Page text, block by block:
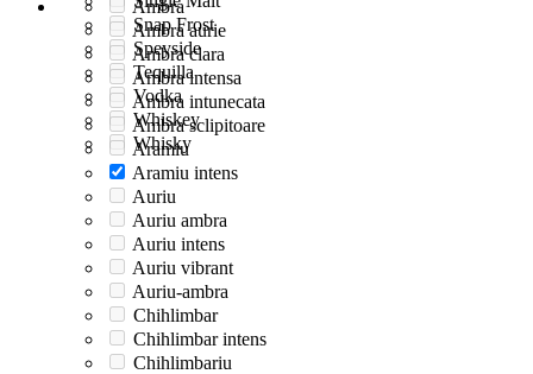
Snap Frost
Speyside
Tequilla
Vodka
Whiskey
Whisky
Ambra
Ambra aurie
Ambra clara
Ambra intensa
Ambra intunecata
Ambra sclipitoare
Aramiu
Aramiu intens
Auriu
Auriu ambra
Auriu intens
Auriu vibrant
Auriu-ambra
Chihlimbar
Chihlimbar intens
Chihlimbariu